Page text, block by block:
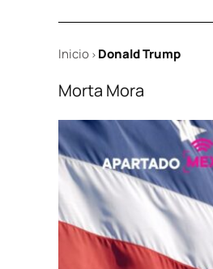
Inicio > Donald Trump
Morta Mora